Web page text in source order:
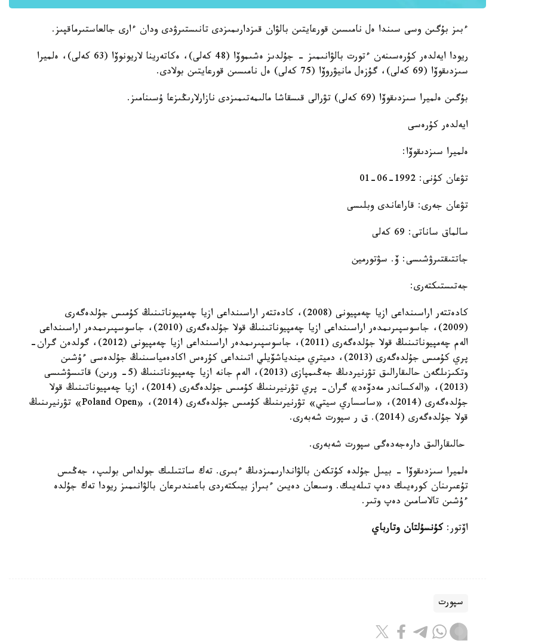
ءبىز بۇگىن وسى سىندا ەل نامىسىن قورعايتىن بالۋان قىزدارىمىزدى تانىستىرۋدى ودان ءارى جالعاستىرماقپىز.
ريودا ايەلدەر كۇرەسىنەن ءتورت بالۋانىمىز - جۇلدىز ەشىموۆا (48 كەلى)، ەكاتەرينا لاريونوۆا (63 كەلى)، ەلميرا
سىزدىقوۆا (69 كەلى)، گۇزەل مانيۋروۆا (75 كەلى) ەل نامىسىن قورعايتىن بولادى.
بۇگىن ەلميرا سىزدىقوۆا (69 كەلى) تۋرالى قىسقاشا مالىمەتىمىزدى نازارلارىڭىزعا ۇسىنامىز.
ايەلدەر كۇرەسى
ەلميرا سىزدىقوۆا:
تۋعان كۇنى: 1992-06-01
تۋعان جەرى: قاراعاندى وبلىسى
سالماق ساناتى: 69 كەلى
جاتتىقتىرۋشىسى: ۆ. سۋتورمين
جەتىستىكتەرى:
كادەتتەر اراسىنداعى ازيا چەمپيونى (2008)، كادەتتەر اراسىنداعى ازيا چەمپيوناتىنىڭ كۇمىس جۇلدەگەرى
(2009)، جاسوسپىرىمدەر اراسىنداعى ازيا چەمپيوناتىنىڭ قولا جۇلدەگەرى (2010)، جاسوسپىرىمدەر اراسىنداعى
الەم چەمپيوناتىنىڭ قولا جۇلدەگەرى (2011)، جاسوسپىرىمدەر اراسىنداعى ازيا چەمپيونى (2012)، گولدەن گران-
پري كۇمىس جۇلدەگەرى (2013)، دميتري ميندياشۆيلي اتىنداعى كۇرەس اكادەمياسىنىڭ جۇلدەسى ءۇشىن
وتكىزىلگەن حالىقارالىق تۋرنيردىڭ جەڭىمپازى (2013)، الەم جانە ازيا چەمپيوناتىنىڭ (5- ورىن) قاتىسۋشىسى
(2013)، «الەكساندر مەدۆەد» گران- پري تۋرنيرىنىڭ كۇمىس جۇلدەگەرى (2014)، ازيا چەمپيوناتىنىڭ قولا
جۇلدەگەرى (2014)، «ساسساري سيتي» تۋرنيرىنىڭ كۇمىس جۇلدەگەرى (2014)، «Poland Open» تۋرنيرىنىڭ
قولا جۇلدەگەرى (2014). ق ر سپورت شەبەرى.
حالىقارالىق دارەجەدەگى سپورت شەبەرى.
ەلميرا سىزدىقوۆا - بيىل جۇلدە كۇتكەن بالۋاندارىمىزدىڭ ءبىرى. تەك ساتتىلىك جولداس بولىپ، جەڭىس
تۇعىرىنان كورەيىك دەپ تىلەيىك. وسىعان دەيىن ءبىراز بيىكتەردى باعىندىرعان بالۋانىمىز ريودا تەك جۇلدە
ءۇشىن تالاسامىن دەپ وتىر.
اۆتور: كۇنسۇلتان وتارباي
سپورت